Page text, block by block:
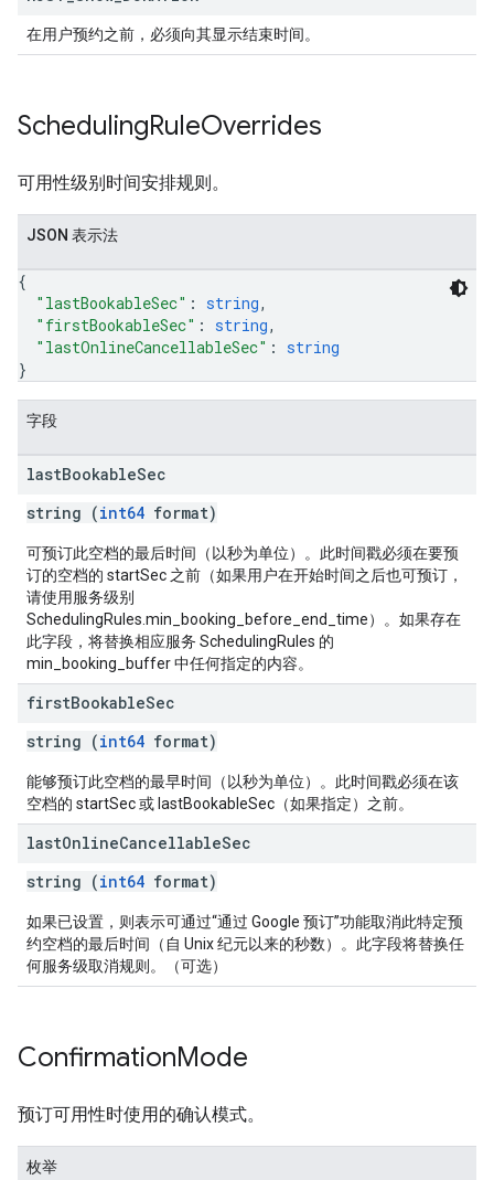
在用户预约之前，必须向其显示结束时间。
SchedulingRuleOverrides
可用性级别时间安排规则。
JSON 表示法
{
"lastBookableSec" : string,
"firstBookableSec" : string,
"lastOnlineCancellableSec" : string
}
字段
lastBookableSec
string (int64 format)
可预订此空档的最后时间（以秒为单位）。此时间戳必须在要预
订的空档的 startSec 之前（如果用户在开始时间之后也可预订，
请使用服务级别
SchedulingRules.min_booking_before_end_time）。如果存在
此字段，将替换相应服务 SchedulingRules 的
min_booking_buffer 中任何指定的内容。
firstBookableSec
string (int64 format)
能够预订此空档的最早时间（以秒为单位）。此时间戳必须在该
空档的 startSec 或 lastBookableSec（如果指定）之前。
lastOnlineCancellableSec
string (int64 format)
如果已设置，则表示可通过“通过 Google 预订”功能取消此特定预
约空档的最后时间（自 Unix 纪元以来的秒数）。此字段将替换任
何服务级取消规则。（可选）
ConfirmationMode
预订可用性时使用的确认模式。
枚举